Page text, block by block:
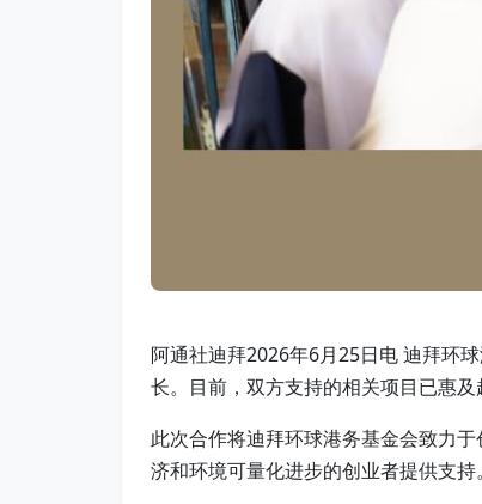
阿通社迪拜2026年6月25日电 迪拜环
长。目前，双方支持的相关项目已惠及
此次合作将迪拜环球港务基金会致力
济和环境可量化进步的创业者提供支持。